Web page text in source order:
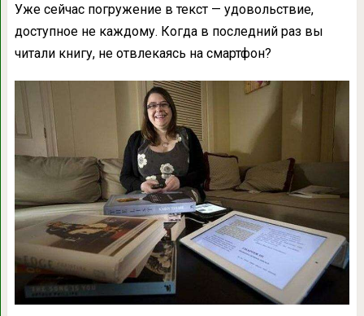
Уже сейчас погружение в текст — удовольствие,
доступное не каждому. Когда в последний раз вы
читали книгу, не отвлекаясь на смартфон?